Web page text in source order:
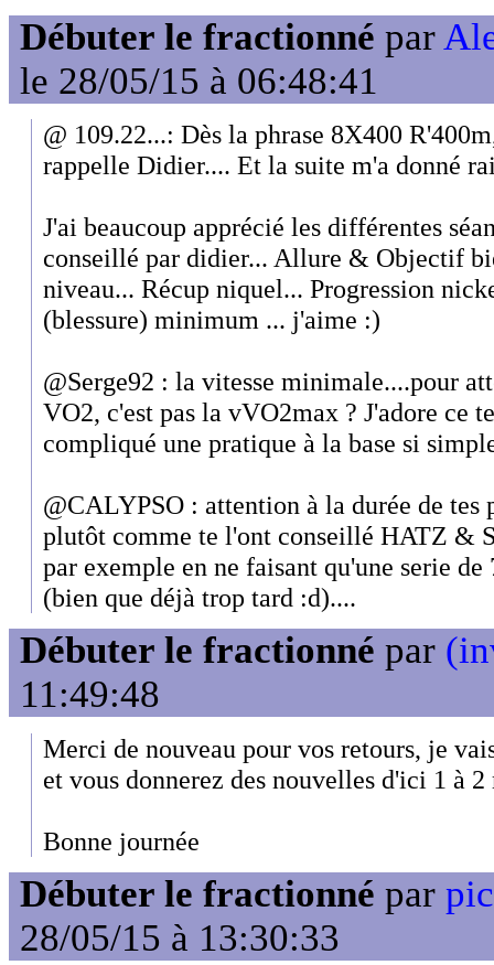
Débuter le fractionné par
le 28/05/15 à 06:48:41
@ 109.22...: Dès la phrase 8X400
rappelle Didier.... Et la suite m'a donné
J'ai beaucoup apprécié les différentes
conseillé par didier... Allure & Objectif
niveau... Récup niquel... Progression
(blessure) minimum ... j'aime :)
@Serge92 : la vitesse minimale....pour
VO2, c'est pas la vVO2max ? J'adore ce
compliqué une pratique à la base si
@CALYPSO : attention à la durée de tes
plutôt comme te l'ont conseillé HATZ &
par exemple en ne faisant qu'une serie
(bien que déjà trop tard :d)....
Débuter le fractionné par
11:49:48
Merci de nouveau pour vos retours, je
et vous donnerez des nouvelles d'ici 1 à
Bonne journée
Débuter le fractionné par
28/05/15 à 13:30:33